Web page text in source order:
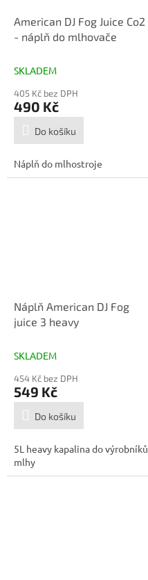
American DJ Fog Juice Co2
- náplň do mlhovače
SKLADEM
405 Kč bez DPH
490 Kč
Do košíku
Náplň do mlhostroje
Náplň American DJ Fog
juice 3 heavy
SKLADEM
454 Kč bez DPH
549 Kč
Do košíku
5L heavy kapalina do výrobníků
mlhy